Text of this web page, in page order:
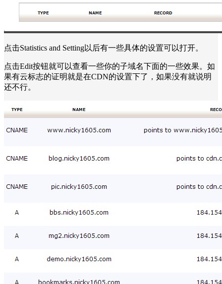
点击Statistics and Setting以后有一些具体的设置可以打开。
点击Edit按钮就可以查看一些你的子域名下面的一些效果。如
果有云标志的证明就是在CDN的设置下了，如果没有就说明
还不行。